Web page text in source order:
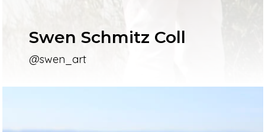
Swen Schmitz Coll
@swen_art